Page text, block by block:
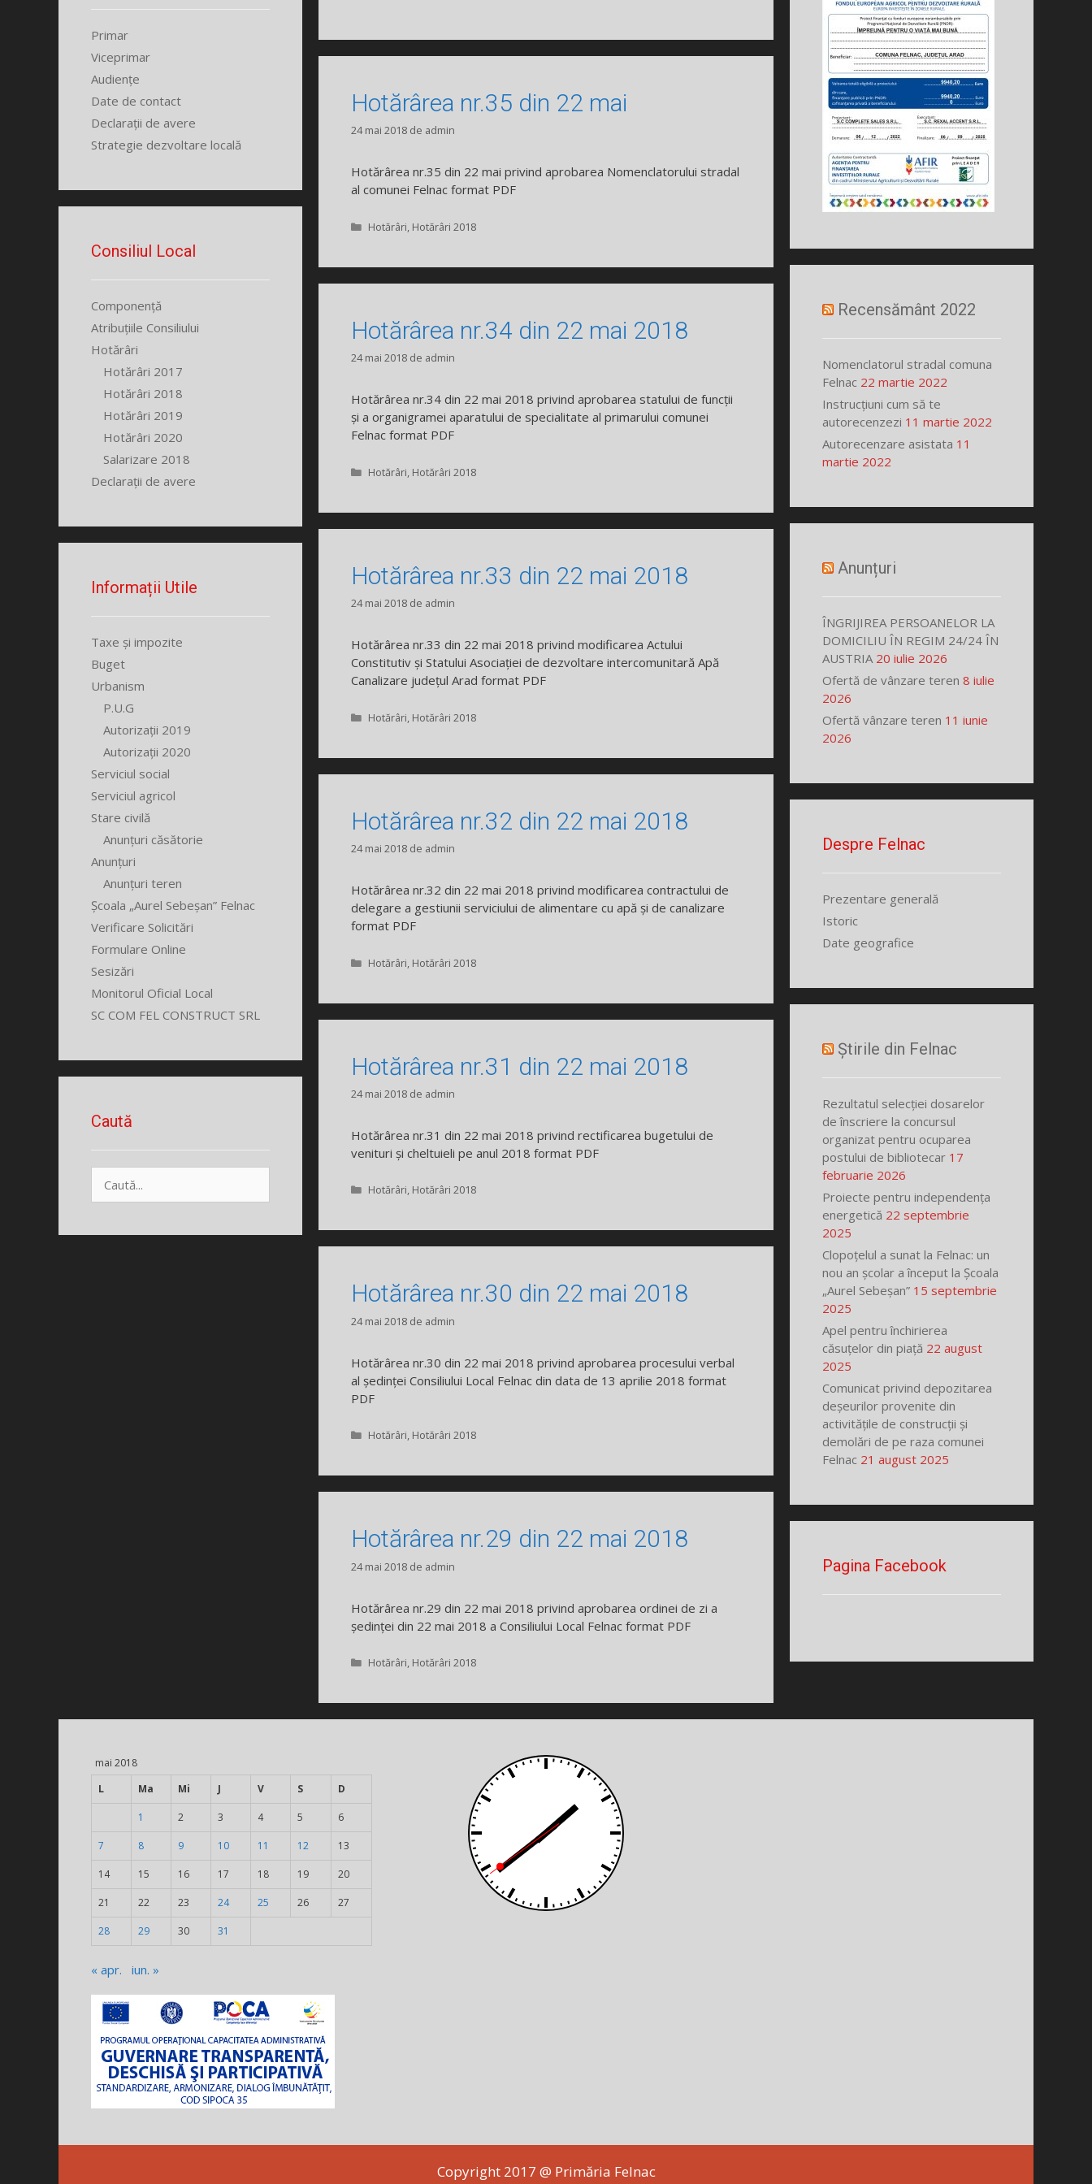
Hotărârea nr.35 din 22 mai
24 mai 2018 de admin
Hotărârea nr.35 din 22 mai privind aprobarea Nomenclatorului stradal
al comunei Felnac format PDF
Categorii
Hotărâri, Hotărâri 2018
Hotărârea nr.34 din 22 mai 2018
24 mai 2018 de admin
Hotărârea nr.34 din 22 mai 2018 privind aprobarea statului de funcții
și a organigramei aparatului de specialitate al primarului comunei
Felnac format PDF
Categorii
Hotărâri, Hotărâri 2018
Hotărârea nr.33 din 22 mai 2018
24 mai 2018 de admin
Hotărârea nr.33 din 22 mai 2018 privind modificarea Actului
Constitutiv și Statului Asociației de dezvoltare intercomunitară Apă
Canalizare județul Arad format PDF
Categorii
Hotărâri, Hotărâri 2018
Hotărârea nr.32 din 22 mai 2018
24 mai 2018 de admin
Hotărârea nr.32 din 22 mai 2018 privind modificarea contractului de
delegare a gestiunii serviciului de alimentare cu apă și de canalizare
format PDF
Categorii
Hotărâri Hotărâri 2018
Hotărârea nr.31 din 22 mai 2018
24 mai 2018 de admin
Hotărârea nr.31 din 22 mai 2018 privind rectificarea bugetului de
venituri și cheltuieli pe anul 2018 format PDF
Categorii
Hotărâri, Hotărâri 2018
Hotărârea nr.30 din 22 mai 2018
24 mai 2018 de admin
Hotărârea nr.30 din 22 mai 2018 privind aprobarea procesului verbal
al ședinței Consiliului Local Felnac din data de 13 aprilie 2018 format
PDF
Categorii
Hotărâri, Hotărâri 2018
Hotărârea nr.29 din 22 mai 2018
24 mai 2018 de admin
Hotărârea nr.29 din 22 mai 2018 privind aprobarea ordinei de zi a
ședinței din 22 mai 2018 a Consiliului Local Felnac format PDF
Categorii
Hotărâri, Hotărâri 2018
Primar
Viceprimar
Audiențe
Date de contact
Declarații de avere
Strategie dezvoltare locală
Consiliul Local
Componență
Atribuțiile Consiliului
Hotărâri
Hotărâri 2017
Hotărâri 2018
Hotărâri 2019
Hotărâri 2020
Salarizare 2018
Declarații de avere
Informații Utile
Taxe și impozite
Buget
Urbanism
P.U.G
Autorizații 2019
Autorizații 2020
Serviciul social
Serviciul agricol
Stare civilă
Anunțuri căsătorie
Anunțuri
Anunțuri teren
Școala „Aurel Sebeșan” Felnac
Verificare Solicitări
Formulare Online
Sesizări
Monitorul Oficial Local
SC COM FEL CONSTRUCT SRL
Caută
după:
Recensământ 2022
Nomenclatorul stradal comuna
Felnac 22 martie 2022
Instrucțiuni cum să te
autorecenzezi 11 martie 2022
Autorecenzare asistata 11
martie 2022
Anunțuri
ÎNGRIJIREA PERSOANELOR LA
DOMICILIU ÎN REGIM 24/24 ÎN
AUSTRIA 20 iulie 2026
Ofertă de vânzare teren 8 iulie
2026
Ofertă vânzare teren 11 iunie
2026
Despre Felnac
Prezentare generală
Istoric
Date geografice
Știrile din Felnac
Rezultatul selecției dosarelor
de înscriere la concursul
organizat pentru ocuparea
postului de bibliotecar 17
februarie 2026
Proiecte pentru independența
energetică 22 septembrie
2025
Clopoțelul a sunat la Felnac: un
nou an școlar a început la Școala
„Aurel Sebeșan” 15 septembrie
2025
Apel pentru închirierea
căsuțelor din piață 22 august
2025
Comunicat privind depozitarea
deșeurilor provenite din
activitățile de construcții și
demolări de pe raza comunei
Felnac 21 august 2025
Pagina Facebook
mai 2018
L
Ma Mi J V S D
1 2 3 4 5 6
7 8 9 10 11 12 13
14 15 16 17 18 19 20
21 22 23 24 25 26 27
28 29 30 31
« apr. iun. »
Copyright 2017 @ Primăria Felnac